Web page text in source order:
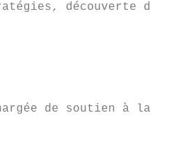
découverte
chargée de soutien à